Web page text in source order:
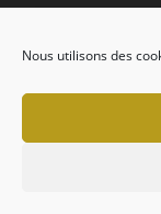
Nous utilisons des